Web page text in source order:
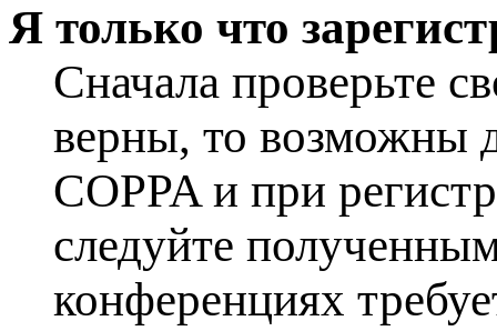
Я только что
Сначала проверьте
верны, то возможны
COPPA и при
следуйте
конференциях